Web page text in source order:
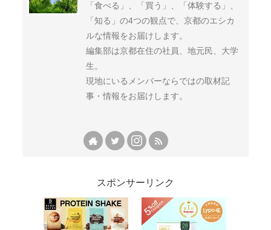
「食べる」、「買う」、「体験する」、
「知る」の4つの観点で、京都のエシカ
ルな情報をお届けします。
編集部は京都在住の社員、地元民、大学
生。
現地にいるメンバーならではの取材記
事・情報をお届けします。
スポンサーリンク